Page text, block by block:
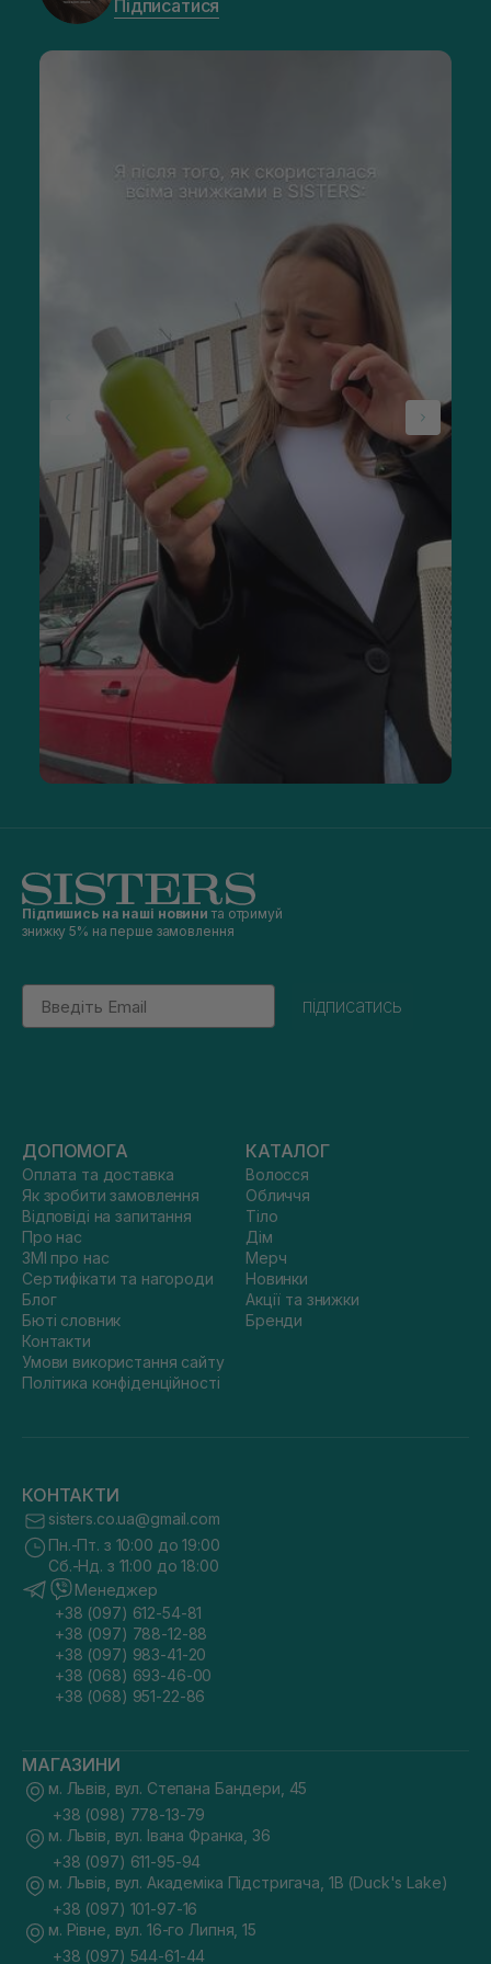
Підписатися
Підпишись на наші новини та отримуй
знижку 5% на перше замовлення
Email
підписатись
ДОПОМОГА
Оплата та доставка
Як зробити замовлення
Відповіді на запитання
Про нас
ЗМІ про нас
Сертифікати та нагороди
Блог
Бюті словник
Контакти
Умови використання сайту
Політика конфіденційності
КАТАЛОГ
Волосся
Обличчя
Тіло
Дім
Мерч
Новинки
Акції та знижки
Бренди
КОНТАКТИ
sisters.co.ua@gmail.com
Пн.-Пт. з 10:00 до 19:00
Сб.-Нд. з 11:00 до 18:00
Менеджер
+38 (097) 612-54-81
+38 (097) 788-12-88
+38 (097) 983-41-20
+38 (068) 693-46-00
+38 (068) 951-22-86
МАГАЗИНИ
м. Львів, вул. Степана Бандери, 45
+38 (098) 778-13-79
м. Львів, вул. Івана Франка, 36
+38 (097) 611-95-94
м. Львів, вул. Академіка Підстригача, 1В (Duck's Lake)
+38 (097) 101-97-16
м. Рівне, вул. 16-го Липня, 15
+38 (097) 544-61-44